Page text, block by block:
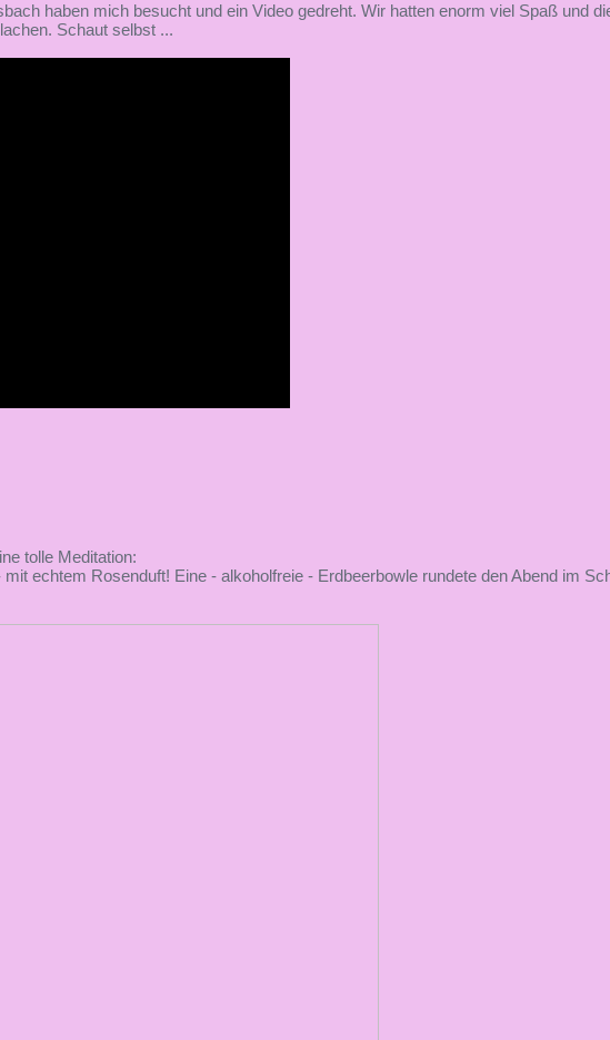
haben mich besucht und ein Video gedreht. Wir hatten enorm viel Spaß und
Schaut selbst ...
tolle Meditation:
echtem Rosenduft! Eine - alkoholfreie - Erdbeerbowle rundete den Abend im